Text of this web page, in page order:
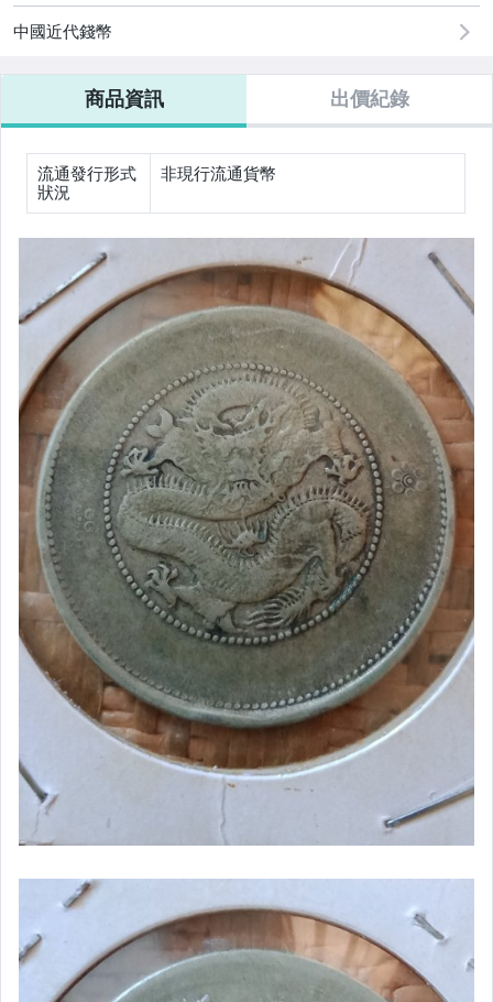
居家、家具與園藝
偶像、球員卡與郵幣
男性精品與服飾
手錶與飾品配件
運動、戶外與休閒
中國近代錢幣
商品資訊 出價紀錄
流通發行形式
狀況
非現行流通貨幣